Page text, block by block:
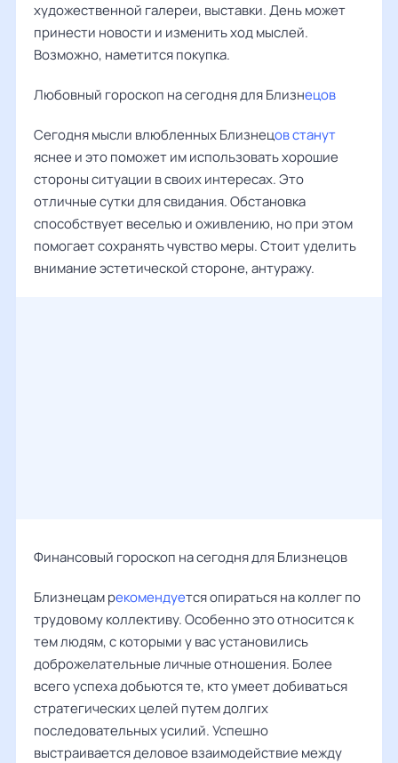
художественной галереи, выставки. День может
принести новости и изменить ход мыслей.
Возможно, наметится покупка.
Любовный гороскоп на сегодня для Близнецов
Сегодня мысли влюбленных Близнецов станут
яснее и это поможет им использовать хорошие
стороны ситуации в своих интересах. Это
отличные сутки для свидания. Обстановка
способствует веселью и оживлению, но при этом
помогает сохранять чувство меры. Стоит уделить
внимание эстетической стороне, антуражу.
Финансовый гороскоп на сегодня для Близнецов
Близнецам рекомендуется опираться на коллег по
трудовому коллективу. Особенно это относится к
тем людям, с которыми у вас установились
доброжелательные личные отношения. Более
всего успеха добьются те, кто умеет добиваться
стратегических целей путем долгих
последовательных усилий. Успешно
выстраивается деловое взаимодействие между